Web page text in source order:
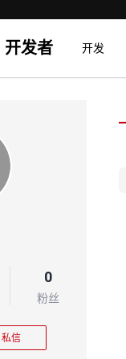
开发者 开发
0
粉丝
私信